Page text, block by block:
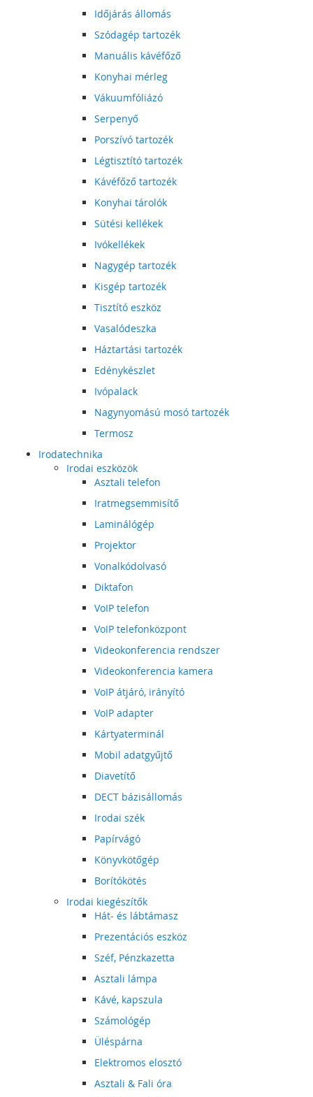
Időjárás állomás
Szódagép tartozék
Manuális kávéfőző
Konyhai mérleg
Vákuumfóliázó
Serpenyő
Porszívó tartozék
Légtisztító tartozék
Kávéfőző tartozék
Konyhai tárolók
Sütési kellékek
Ivókellékek
Nagygép tartozék
Kisgép tartozék
Tisztító eszköz
Vasalódeszka
Háztartási tartozék
Edénykészlet
Ivópalack
Nagynyomású mosó tartozék
Termosz
Irodatechnika
Irodai eszközök
Asztali telefon
Iratmegsemmisítő
Laminálógép
Projektor
Vonalkódolvasó
Diktafon
VoIP telefon
VoIP telefonközpont
Videokonferencia rendszer
Videokonferencia kamera
VoIP átjáró, irányító
VoIP adapter
Kártyaterminál
Mobil adatgyűjtő
Diavetítő
DECT bázisállomás
Irodai szék
Papírvágó
Könyvkötőgép
Borítókötés
Irodai kiegészítők
Hát- és lábtámasz
Prezentációs eszköz
Széf, Pénzkazetta
Asztali lámpa
Kávé, kapszula
Számológép
Üléspárna
Elektromos elosztó
Asztali & Fali óra